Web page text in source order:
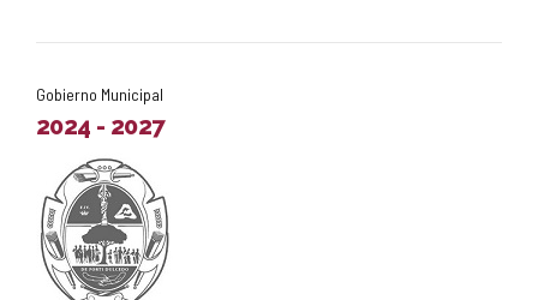
Gobierno Municipal
2024 - 2027